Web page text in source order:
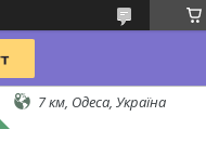
7 км, Одеса, Україна